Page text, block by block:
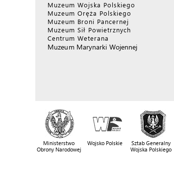
Muzeum Wojska Polskiego
Muzeum Oręża Polskiego
Muzeum Broni Pancernej
Muzeum Sił Powietrznych
Centrum Weterana
Muzeum Marynarki Wojennej
Ministerstwo
Obrony Narodowej
Wojsko Polskie
Sztab Generalny
Wojska Polskiego